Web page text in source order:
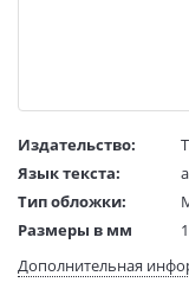
Издательство:
Язык текста:
Тип обложки:
Размеры в мм
Вес:
Дополнительная